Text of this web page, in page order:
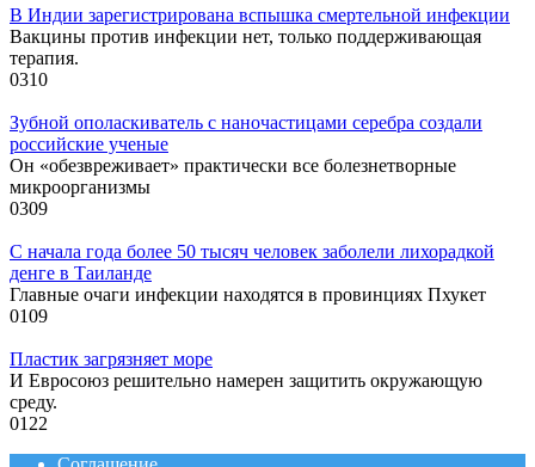
В Индии зарегистрирована вспышка смертельной инфекции
Вакцины против инфекции нет, только поддерживающая
терапия.
0310
Зубной ополаскиватель с наночастицами серебра создали
российские ученые
Он «обезвреживает» практически все болезнетворные
микроорганизмы
0309
С начала года более 50 тысяч человек заболели лихорадкой
денге в Таиланде
Главные очаги инфекции находятся в провинциях Пхукет
0109
Пластик загрязняет море
И Евросоюз решительно намерен защитить окружающую
среду.
0122